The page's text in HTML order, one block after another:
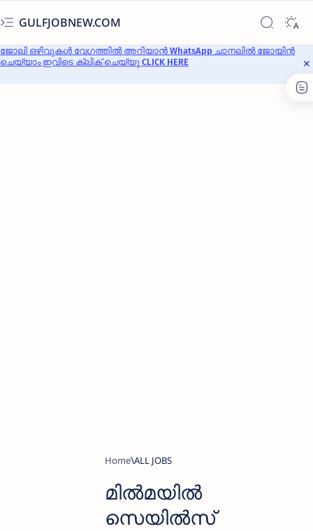
GULFJOBNEW.COM
ജോലി ഒഴിവുകൾ വേഗത്തിൽ അറിയാൻ WhatsApp ചാനലിൽ ജോയിൻ
ചെയ്യാം ഇവിടെ ക്ലിക് ചെയ്യൂ CLICK HERE
Home ALL JOBS
മിൽമയിൽ
സെയിൽസ്